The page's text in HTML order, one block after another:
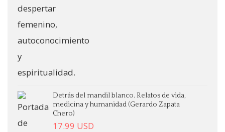
Detrás del mandil blanco. Relatos de vida,
medicina y humanidad (Gerardo Zapata
Chero)
17.99 USD